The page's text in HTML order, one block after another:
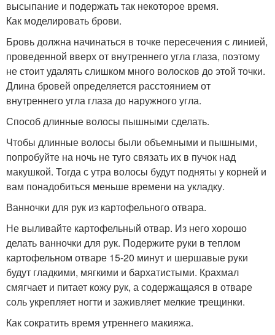
высыпание и подержать так некоторое время.
Как моделировать брови.
Бровь должна начинаться в точке пересечения с линией,
проведенной вверх от внутреннего угла глаза, поэтому
не стоит удалять слишком много волосков до этой точки.
Длина бровей определяется расстоянием от
внутреннего угла глаза до наружного угла.
Способ длинные волосы пышными сделать.
Чтобы длинные волосы были объемными и пышными,
попробуйте на ночь не туго связать их в пучок над
макушкой. Тогда с утра волосы будут подняты у корней и
вам понадобиться меньше времени на укладку.
Ванночки для рук из картофельного отвара.
Не выливайте картофельный отвар. Из него хорошо
делать ванночки для рук. Подержите руки в теплом
картофельном отваре 15-20 минут и шершавые руки
будут гладкими, мягкими и бархатистыми. Крахмал
смягчает и питает кожу рук, а содержащаяся в отваре
соль укрепляет ногти и заживляет мелкие трещинки.
Как сократить время утреннего макияжа.